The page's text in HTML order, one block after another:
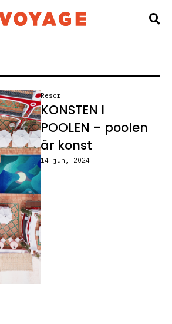
Resor
KONSTEN I
POOLEN – poolen
är konst
14 jun, 2024